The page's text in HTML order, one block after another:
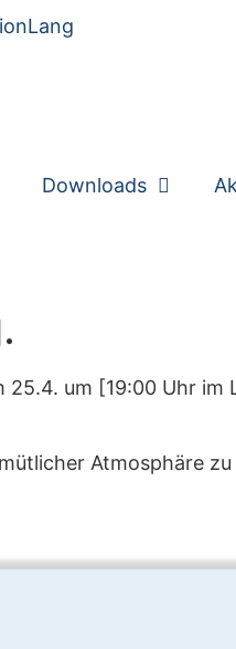
Downloads
um [19:00 Uhr im
Atmosphäre